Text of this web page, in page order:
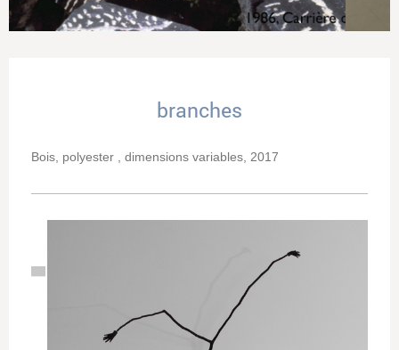
branches
Bois, polyester , dimensions variables, 2017